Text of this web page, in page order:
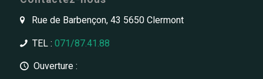
Rue de Barbençon, 43 5650 Clermont
TEL : 071/87.41.88
Ouverture :